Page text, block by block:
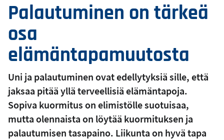
Palautuminen on tärkeä
osa
elämäntapamuutosta
Uni ja palautuminen ovat edellytyksiä sille, että
jaksaa pitää yllä terveellisiä elämäntapoja.
Sopiva kuormitus on elimistölle suotuisaa,
mutta olennaista on löytää kuormituksen ja
palautumisen tasapaino. Liikunta on hyvä tapa